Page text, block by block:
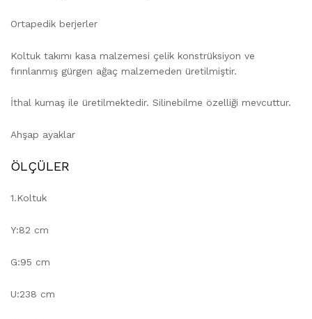
Ortapedik berjerler
Koltuk takımı kasa malzemesi çelik konstrüksiyon ve
fırınlanmış gürgen ağaç malzemeden üretilmiştir.
İthal kumaş ile üretilmektedir. Silinebilme özelliği mevcuttur.
Ahşap ayaklar
ÖLÇÜLER
1.Koltuk
Y:82 cm
G:95 cm
U:238 cm